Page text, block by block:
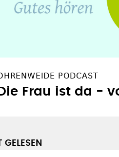
PODCAST
Die Frau ist da -
GELESEN